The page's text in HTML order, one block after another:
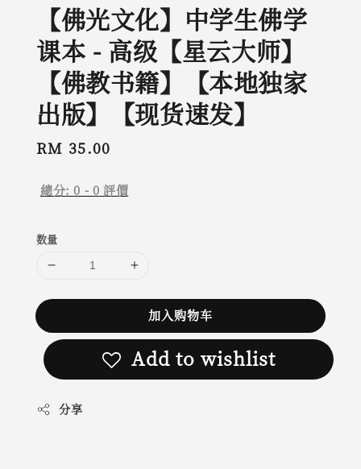
【佛光文化】中学生佛学
课本 - 高级【星云大师】
【佛教书籍】【本地独家
出版】【现货速发】
Regular
RM 35.00
總分:0 - 0 評價
数量
加入购物车
Add to wishlist
分享